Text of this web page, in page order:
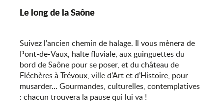
Le long de la Saône
Suivez l’ancien chemin de halage. Il vous mènera de
Pont-de-Vaux, halte fluviale, aux guinguettes du
bord de Saône pour se poser, et du château de
Fléchères à Trévoux, ville d’Art et d’Histoire, pour
musarder… Gourmandes, culturelles, contemplatives
: chacun trouvera la pause qui lui va !